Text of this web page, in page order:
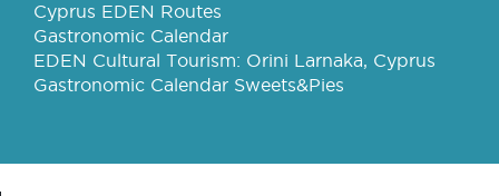
Cyprus EDEN Routes
Gastronomic Calendar
EDEN Cultural Tourism: Orini Larnaka, Cyprus
Gastronomic Calendar Sweets&Pies